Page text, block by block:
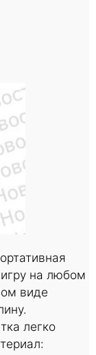
на любом
виде
легко